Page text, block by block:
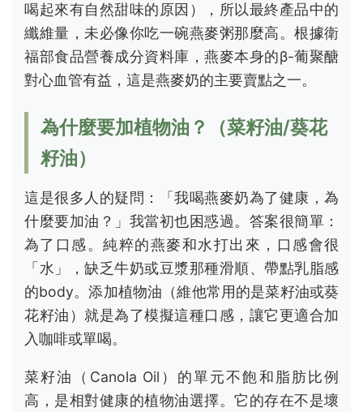
喝起來有自然甜味的原因），所以最終產品中的
纖維量，未必像你吃一碗燕麥粥那麼高。根據衛
福部食品營養成分資料庫，燕麥本身的β-葡聚醣
對心血管有益，這是燕麥奶的主要賣點之一。
為什麼要加植物油？（菜籽油/葵花
籽油）
這是很多人的疑問：「我喝燕麥奶為了健康，為
什麼要加油？」我當初也困惑過。答案很簡單：
為了口感。純粹的燕麥和水打出來，口感會很
「水」，缺乏牛奶或豆漿那種滑順、帶點乳脂感
的body。添加植物油（維他常用的是菜籽油或葵
花籽油）就是為了模擬這種口感，讓它更適合加
入咖啡或單喝。
菜籽油（Canola Oil）的單元不飽和脂肪比例
高，是相對健康的植物油選擇。它的存在不是壞